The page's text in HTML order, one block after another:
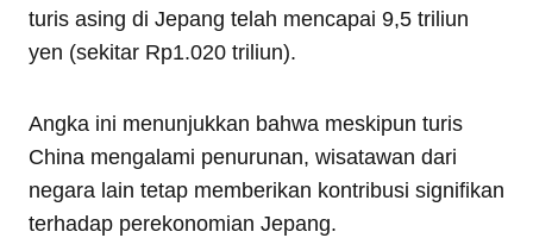
turis asing di Jepang telah mencapai 9,5 triliun
yen (sekitar Rp1.020 triliun).
Angka ini menunjukkan bahwa meskipun turis
China mengalami penurunan, wisatawan dari
negara lain tetap memberikan kontribusi signifikan
terhadap perekonomian Jepang.